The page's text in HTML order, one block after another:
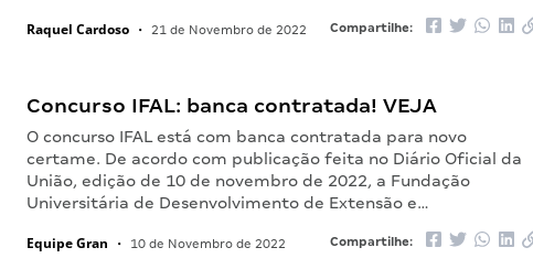
Raquel Cardoso • 21 de Novembro de 2022 Compartilhe:
Concurso IFAL: banca contratada! VEJA
O concurso IFAL está com banca contratada para novo
certame. De acordo com publicação feita no Diário Oficial da
União, edição de 10 de novembro de 2022, a Fundação
Universitária de Desenvolvimento de Extensão e…
Equipe Gran • 10 de Novembro de 2022 Compartilhe: